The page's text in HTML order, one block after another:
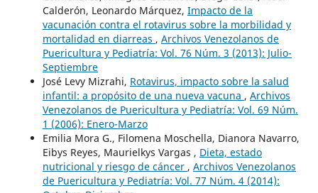
Calderón, Leonardo Márquez, Impacto de la
vacunación contra el rotavirus sobre la morbilidad y
mortalidad en diarreas , Archivos Venezolanos de
Puericultura y Pediatría: Vol. 76 Núm. 3 (2013): Julio-
Septiembre
José Levy Mizrahi, Rotavirus, impacto sobre la salud
infantil: a propósito de una nueva vacuna , Archivos
Venezolanos de Puericultura y Pediatría: Vol. 69 Núm.
1 (2006): Enero-Marzo
Emilia Mora G., Filomena Moschella, Dianora Navarro,
Eibys Reyes, Maurielkys Vargas , Dieta, estado
nutricional y riesgo de cáncer , Archivos Venezolanos
de Puericultura y Pediatría: Vol. 77 Núm. 4 (2014):